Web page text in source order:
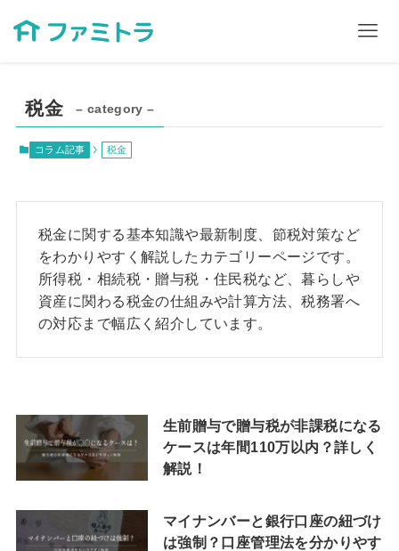
税金 – category –
コラム記事 税金
税金に関する基本知識や最新制度、節税対策など
をわかりやすく解説したカテゴリーページです。
所得税・相続税・贈与税・住民税など、暮らしや
資産に関わる税金の仕組みや計算方法、税務署へ
の対応まで幅広く紹介しています。
生前贈与で贈与税が非課税になる
ケースは年間110万以内？詳しく
解説！
マイナンバーと銀行口座の紐づけ
は強制？口座管理法を分かりやす